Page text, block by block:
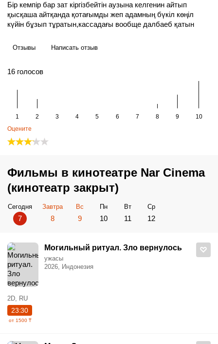
Бір кемпір бар зат кіргізбейтін аузына келгенин айтып
қысқаша айтқанда қотағымды жеп адамның бүкіл көңіл
күйін бұзып тұратын,кассадағы вообще далбаеб қатын
Отзывы Написать отзыв
16 голосов
1 2 3 4 5 6 7 8 9
10
Оцените
Фильмы в кинотеатре Nar Cinema
(кинотеатр закрыт)
Сегодня
7
Завтра
8
Вс
9
Пн
10
Вт
11
Ср
12
Могильный ритуал. Зло вернулось
ужасы
2026, Индонезия
2D, RU
23:30
от 1500 ₸